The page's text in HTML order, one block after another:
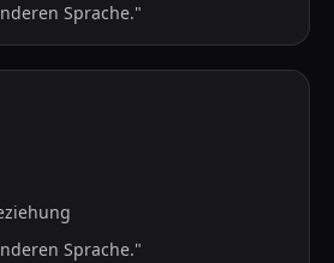
Sprache."
Sprache."